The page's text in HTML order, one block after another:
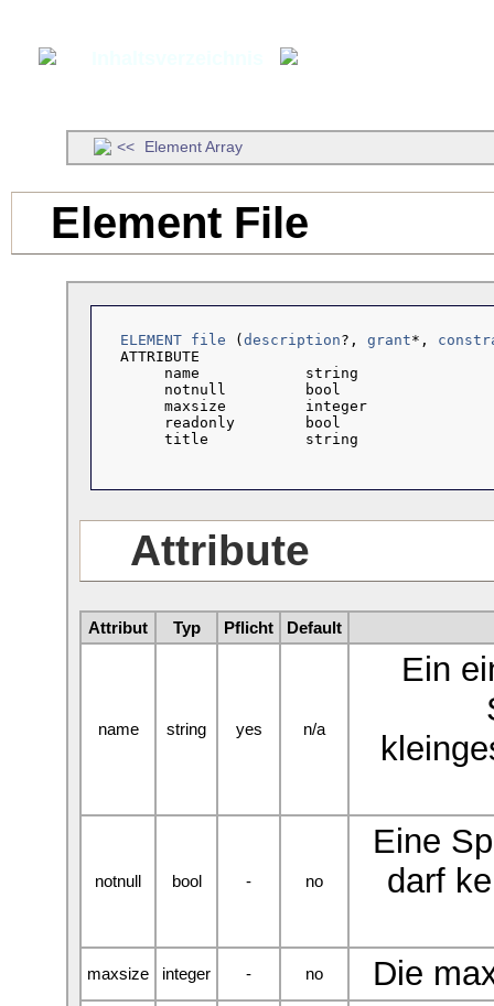
Element Array
Element File
ELEMENT file ( description?, grant*,
  ATTRIBUTE
       name            string
       notnull         bool
       maxsize         integer
       readonly        bool
       title           string
Attribute
Attribut Typ Pflicht Default
name string yes n/a
Ein
notnull bool - no
Eine
darf
maxsize integer - no Die